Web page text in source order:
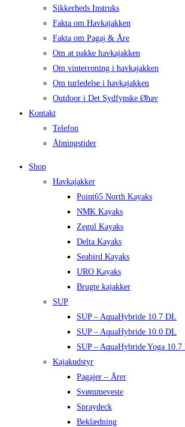
Sikkerheds Instruks
Fakta om Havkajakken
Fakta om Pagaj & Åre
Om at pakke havkajakken
Om vinterroning i havkajakken
Om turledelse i havkajakken
Outdoor i Det Sydfynske Øhav
Kontakt
Telefon
Åbningstider
Shop
Havkajakker
Point65 North Kayaks
NMK Kayaks
Zegul Kayaks
Delta Kayaks
Seabird Kayaks
URO Kayaks
Brugte kajakker
SUP
SUP – AquaHybride 10.7 DL
SUP – AquaHybride 10.0 DL
SUP – AquaHybride Yoga 10.7
Kajakudstyr
Pagajer – Årer
Svømmeveste
Spraydeck
Beklædning